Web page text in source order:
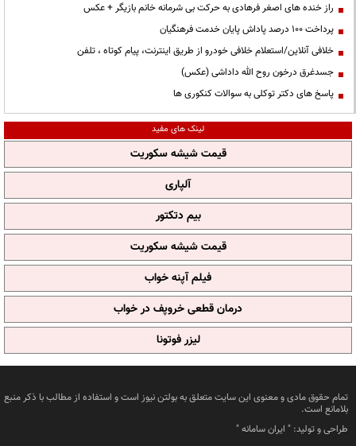
راز خنده های اصغر فرهادی به حرکت بی شرمانه خانم بازیگر + عکس
پرداخت ۱۰۰ درصد پاداش پایان خدمت فرهنگیان
خلافی آنلاین/استعلام خلافی خودرو از طریق اینترنت، پیام کوتاه ، تلفن
جسدغرق درخون روح الله داداشی (عکس)
پاسخ های دکتر توکلی به سوالات کنکوری ها
لینک های مفید
قیمت شیشه سکوریت
آلپاری
بیم دتکتور
قیمت شیشه سکوریت
فیلم آپنه خواب
درمان قطعی خروپف در خواب
لیزر فوتونا
تمام حقوق مادی و معنوی این سایت متعلق به بولتن نیوز است و استفاده از مطالب با ذکر منبع
بلامانع است.
طراحی و تولید: " ایران سامانه"